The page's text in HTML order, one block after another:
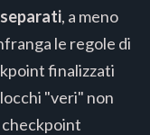
, a meno
le regole di
finalizzati
"veri" non
checkpoint